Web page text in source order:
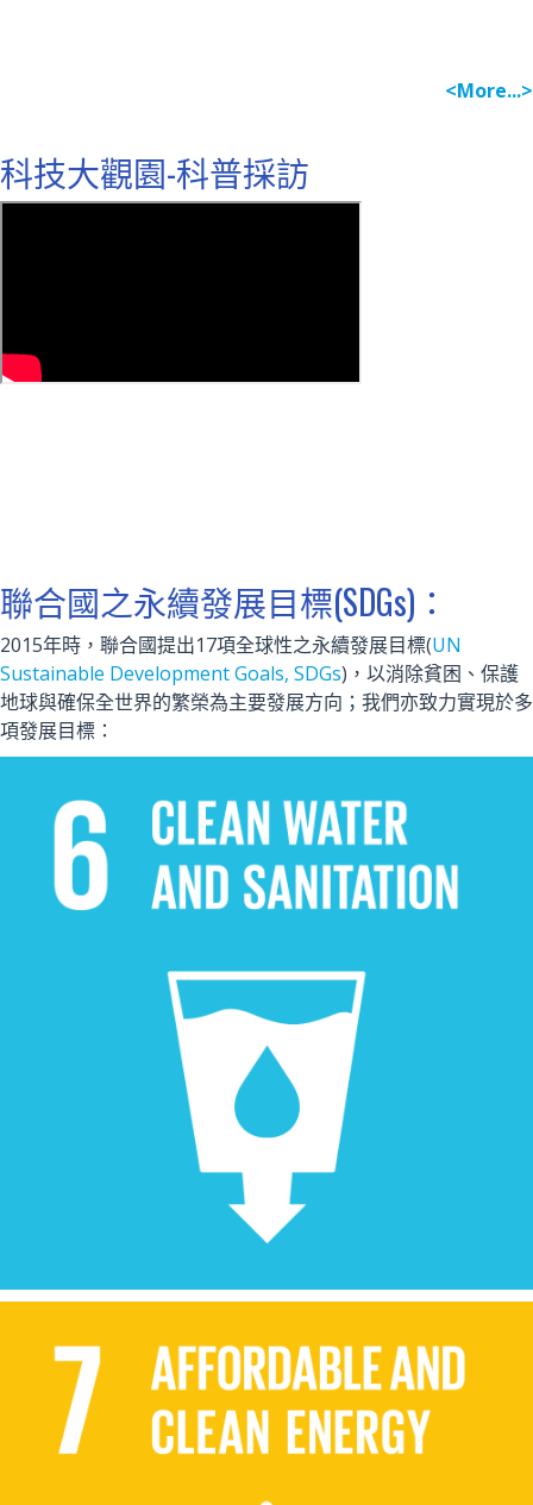
<More...>
科技大觀園-科普採訪
聯合國之永續發展目標(SDGs)：
2015年時，聯合國提出17項全球性之永續發展目標(UN
Sustainable Development Goals, SDGs)，以消除貧困、保護
地球與確保全世界的繁榮為主要發展方向；我們亦致力實現於多
項發展目標：